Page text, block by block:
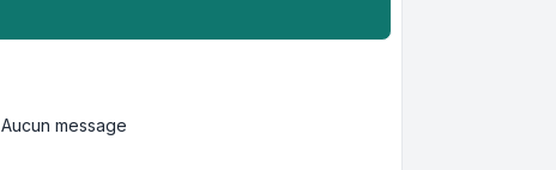
Aucun message